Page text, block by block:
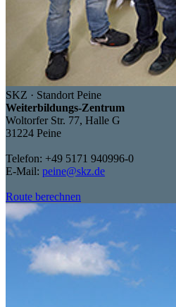
SKZ · Standort Peine
Weiterbildungs-Zentrum
Woltorfer Str. 77, Halle G
31224 Peine
Telefon: +49 5171 940996-0
E-Mail: peine@skz.de
Route berechnen